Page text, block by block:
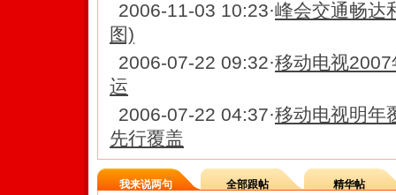
2006-11-03 10:23·峰会交通畅达
图)
2006-07-22 09:32·移动电视
运
2006-07-22 04:37·移动电视明年
先行覆盖
我来说两句 全部跟帖 精华帖